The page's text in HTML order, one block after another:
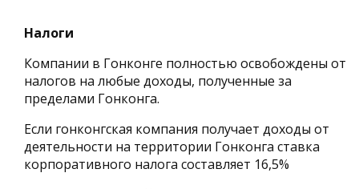
Налоги
Компании в Гонконге полностью освобождены от
налогов на любые доходы, полученные за
пределами Гонконга.
Если гонконгская компания получает доходы от
деятельности на территории Гонконга ставка
корпоративного налога составляет 16,5%